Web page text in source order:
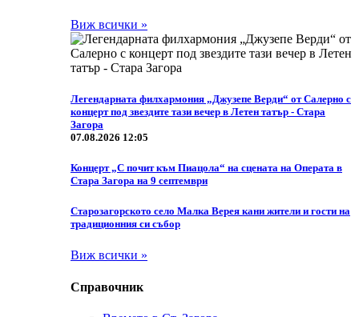
Виж всички »
Легендарната филхармония „Джузепе Верди“ от Салерно с
концерт под звездите тази вечер в Летен татър - Стара
Загора
07.08.2026 12:05
Концерт „С почит към Пиацола“ на сцената на Операта в
Стара Загора на 9 септември
Старозагорското село Малка Верея кани жители и гости на
традиционния си събор
Виж всички »
Справочник